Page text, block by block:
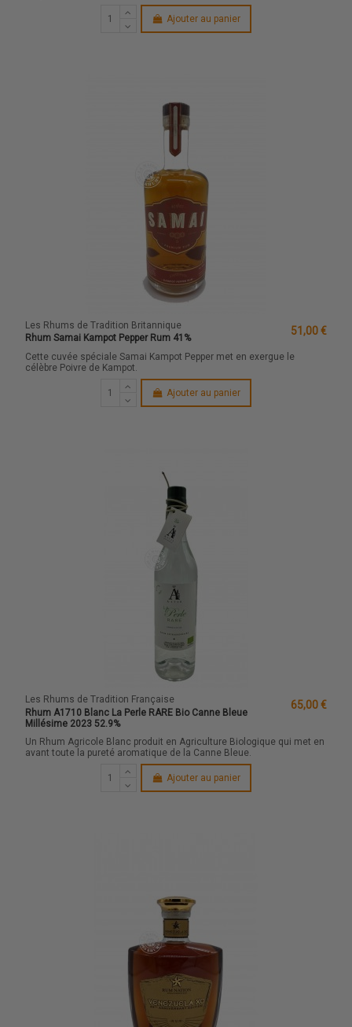
Ajouter au panier
Les Rhums de Tradition Britannique
Rhum Samai Kampot Pepper Rum 41%
51,00 €
Cette cuvée spéciale Samai Kampot Pepper met en exergue le
célèbre Poivre de Kampot.
Ajouter au panier
Les Rhums de Tradition Française
Rhum A1710 Blanc La Perle RARE Bio Canne Bleue
Millésime 2023 52.9%
65,00 €
Un Rhum Agricole Blanc produit en Agriculture Biologique qui met en
avant toute la pureté aromatique de la Canne Bleue.
Ajouter au panier